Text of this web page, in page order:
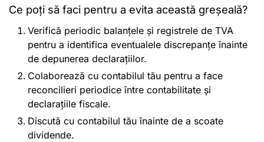
Ce poți să faci pentru a evita această greșeală?
Verifică periodic balanțele și registrele de TVA
pentru a identifica eventualele discrepanțe înainte
de depunerea declarațiilor.
Colaborează cu contabilul tău pentru a face
reconcilieri periodice între contabilitate și
declarațiile fiscale.
Discută cu contabilul tău înainte de a scoate
dividende.